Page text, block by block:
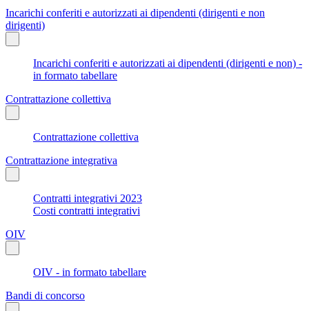
Incarichi conferiti e autorizzati ai dipendenti (dirigenti e non
dirigenti)
Incarichi conferiti e autorizzati ai dipendenti (dirigenti e non) -
in formato tabellare
Contrattazione collettiva
Contrattazione collettiva
Contrattazione integrativa
Contratti integrativi 2023
Costi contratti integrativi
OIV
OIV - in formato tabellare
Bandi di concorso